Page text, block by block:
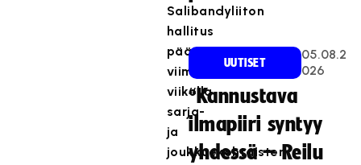
Salibandyliiton
hallitus
päätti
viime
viikolla
sarja-
ja
joukkuekohtaisten
UUTISET
05.08.2
026
“Kannustava
ilmapiiri syntyy
yhdessä – Reilu